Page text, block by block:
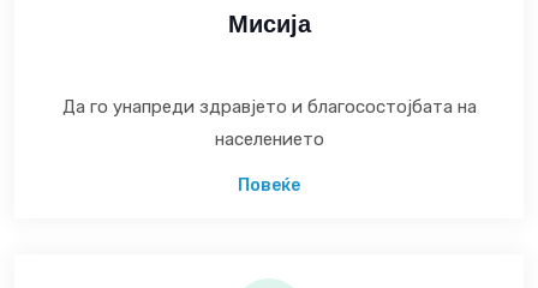
Мисија
Да го унапреди здравјето и благосостојбата на
населението
Повеќе